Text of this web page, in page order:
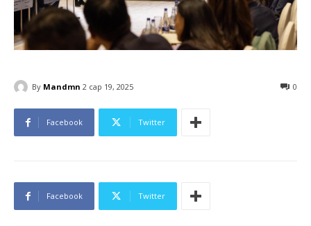
By Mandmn 2 сар 19, 2025 0
Facebook Twitter
Facebook Twitter